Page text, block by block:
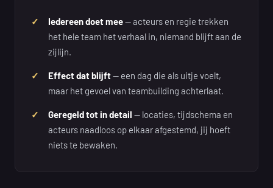
Iedereen doet mee— acteurs en regie trekken
het hele team het verhaal in, niemand blijft aan de
zijlijn.
Effect dat blijft— een dag die als uitje voelt,
maar het gevoel van teambuilding achterlaat.
Geregeld tot in detail — locaties, tijdschema en
acteurs naadloos op elkaar afgestemd, jij hoeft
niets te bewaken.